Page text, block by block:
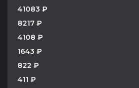
41083 ₽
8217 ₽
4108 ₽
1643 ₽
822 ₽
411 ₽